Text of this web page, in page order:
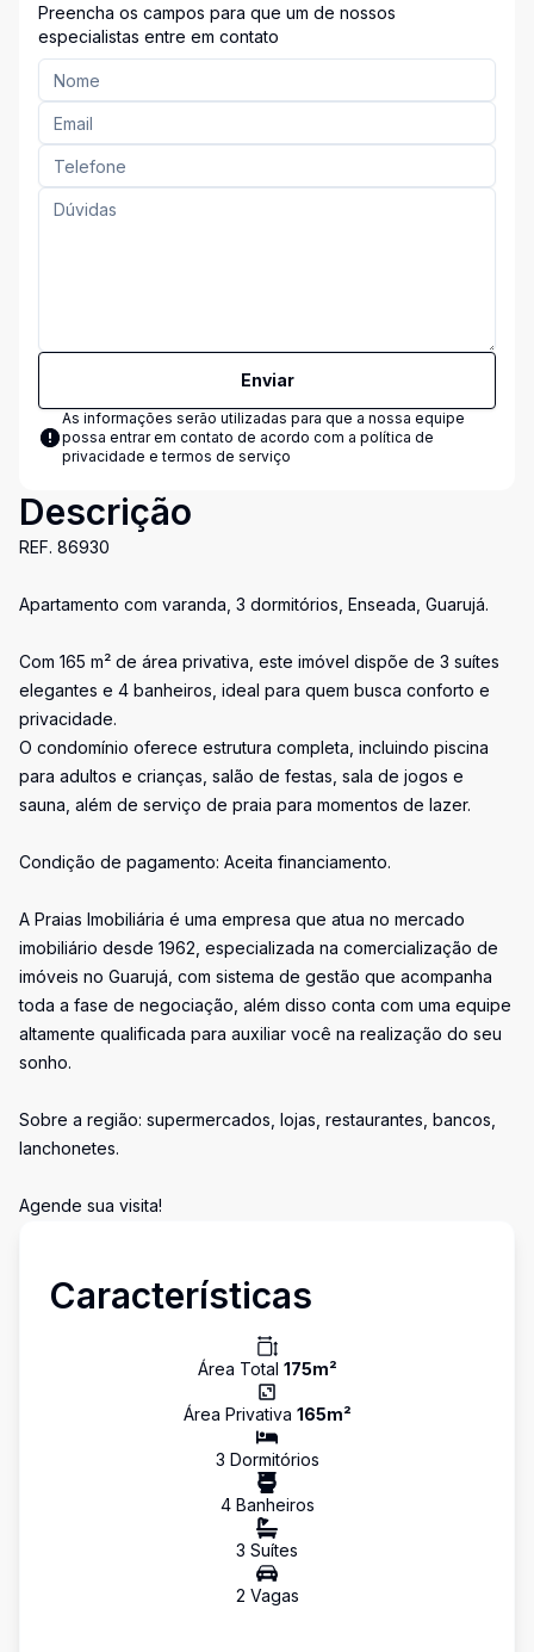
Preencha os campos para que um de nossos
especialistas entre em contato
Enviar
As informações serão utilizadas para que a nossa equipe
possa entrar em contato de acordo com a política de
privacidade e termos de serviço
Descrição
REF. 86930
Apartamento com varanda, 3 dormitórios, Enseada, Guarujá.
Com 165 m² de área privativa, este imóvel dispõe de 3 suítes
elegantes e 4 banheiros, ideal para quem busca conforto e
privacidade.
O condomínio oferece estrutura completa, incluindo piscina
para adultos e crianças, salão de festas, sala de jogos e
sauna, além de serviço de praia para momentos de lazer.
Condição de pagamento: Aceita financiamento.
A Praias Imobiliária é uma empresa que atua no mercado
imobiliário desde 1962, especializada na comercialização de
imóveis no Guarujá, com sistema de gestão que acompanha
toda a fase de negociação, além disso conta com uma equipe
altamente qualificada para auxiliar você na realização do seu
sonho.
Sobre a região: supermercados, lojas, restaurantes, bancos,
lanchonetes.
Agende sua visita!
Características
Área Total 175m²
Área Privativa 165m²
3 Dormitórios
4Banheiros
3 Suítes
2 Vagas